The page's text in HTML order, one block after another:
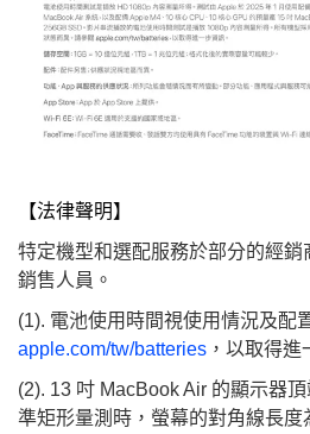
【法律聲明】
特定機型和選配服務於部分的經
銷售人員。
(1). 電池使用時間視使用情況及配
apple.com/tw/batteries ，以取得進
(2). 13 吋 MacBook Air 的顯示器
準矩形量測時，螢幕的對角線長度